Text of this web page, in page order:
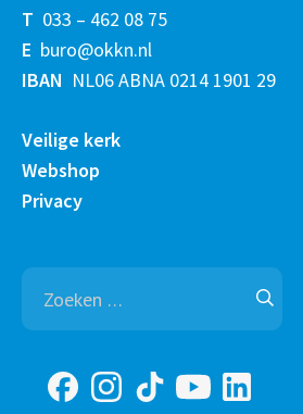
T 033 – 462 08 75
E buro@okkn.nl
IBAN NL06 ABNA 0214 1901 29
Veilige kerk
Webshop
Privacy
Zoeken
naar: